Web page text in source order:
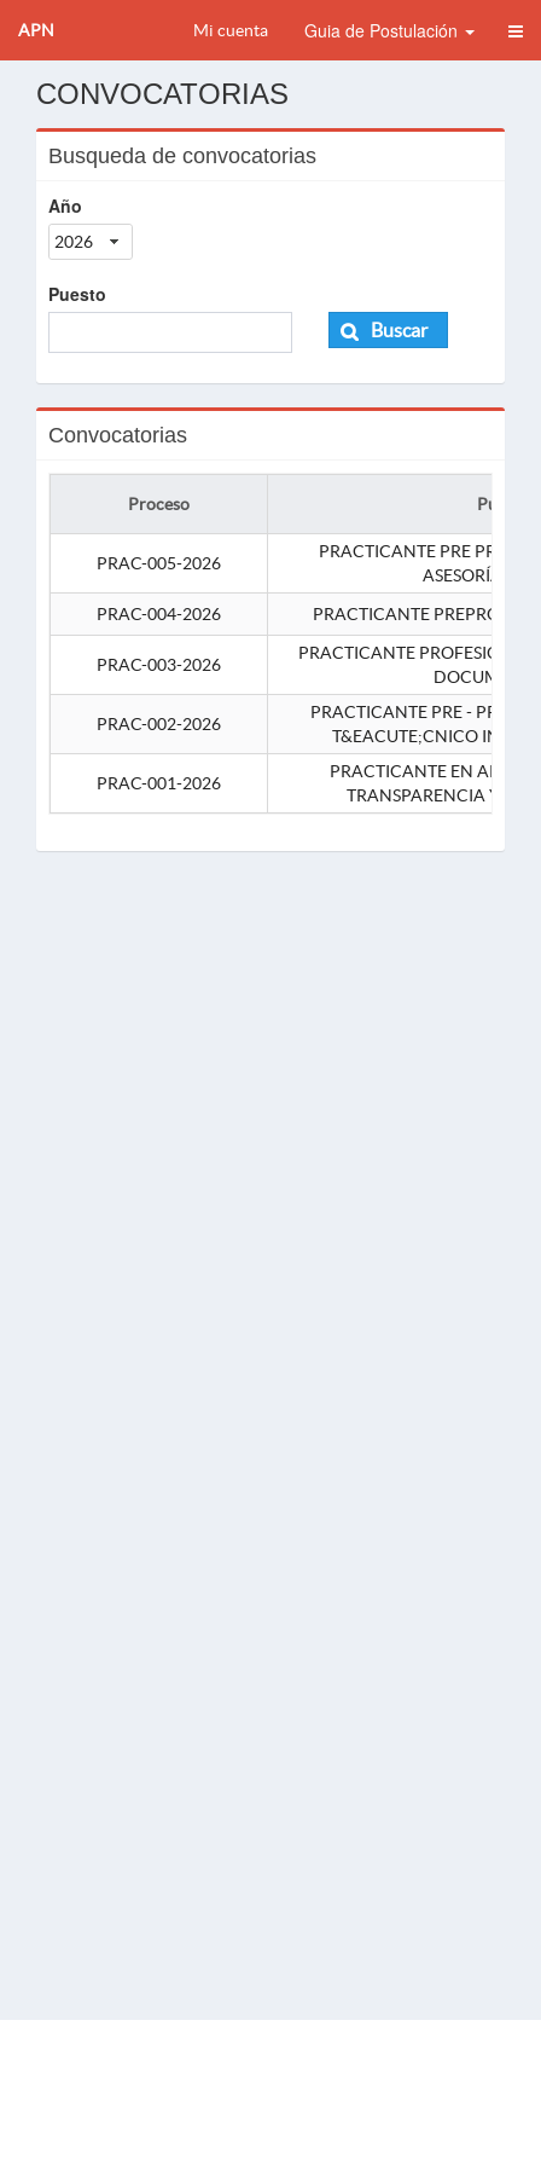
APN Mi cuenta Guia de Postulación
CONVOCATORIAS
Busqueda de convocatorias
Año
2026
Puesto
Buscar
Convocatorias
Proceso Puesto
PRAC-005-2026
PRACTICANTE PRE
ASESORÍA
PRAC-004-2026
PRACTICANTE
PRAC-003-2026
PRACTICANTE
PRAC-002-2026
PRACTICANTE PRE -
T&EACUTE;CNICO
PRAC-001-2026
PRACTICANTE EN APOYO
TRANSPARENCIA Y